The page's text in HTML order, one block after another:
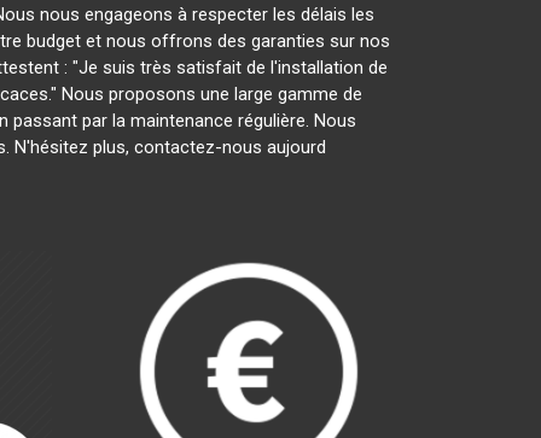
nous engageons à respecter les délais les
budget et nous offrons des garanties sur nos
: "Je suis très satisfait de l'installation de
Nous proposons une large gamme de
passant par la maintenance régulière. Nous
N'hésitez plus, contactez-nous aujourd